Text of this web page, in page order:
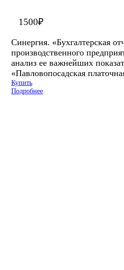
1500₽
Синергия. «Бухгалтерская
производственного
анализ ее важнейших
«Павловопосадская
Купить
Подробнее